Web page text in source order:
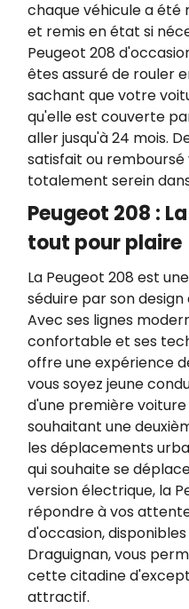
chaque véhicule a
et remis en état si
Peugeot 208
êtes assuré de rouler
sachant que votre
qu'elle est couverte
aller jusqu'à 24 mois.
satisfait ou
totalement serein
Peugeot 208 :
tout pour plaire
La Peugeot 208 est
séduire par son
Avec ses lignes
confortable et ses
offre une expérience
vous soyez jeune
d'une première
souhaitant une
les déplacements
qui souhaite se
version électrique, la
répondre à vos
d'occasion,
Draguignan, vous
cette citadine
attractif.